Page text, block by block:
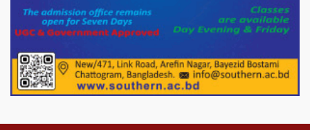
পাটগ্রামে চিকিৎসা সেবায় বীর মুক্তিযোদ্ধা দবির
উদ্দিন ফাউন্ডেশন
পাটগ্রামের দহগ্রাম ইউনিয়নের প্রধান সড়ক
ভেঙ্গে যোগাযোগ বিছিন্ন